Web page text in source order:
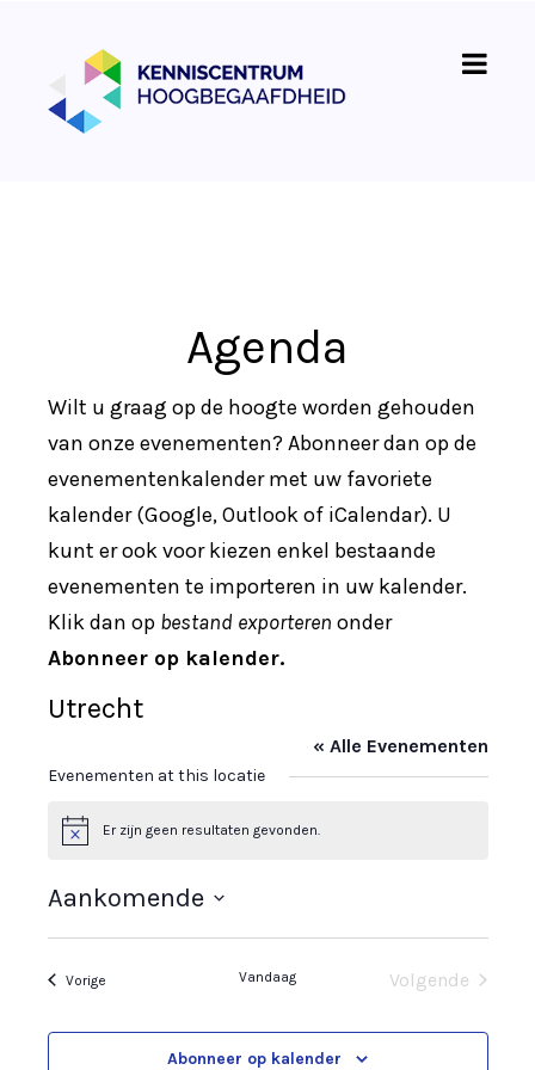
Agenda
Wilt u graag op de hoogte worden gehouden
van onze evenementen? Abonneer dan op de
evenementenkalender met uw favoriete
kalender (Google, Outlook of iCalendar). U
kunt er ook voor kiezen enkel bestaande
evenementen te importeren in uw kalender.
Klik dan op bestand exporteren onder
Abonneer op kalender.
Utrecht
« Alle Evenementen
Evenementen at this locatie
i
h
Er zijn geen resultaten gevonden.
Aankomende
S
e
e
VorigeEvenementen Vandaag
Volgende
Abonneer op kalender